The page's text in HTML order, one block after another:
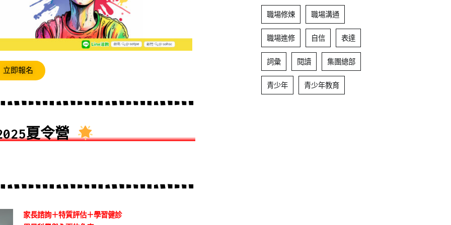
立即報名
夏令營
家長諮詢＋特質評估＋學習健診
職場修煉 職場溝通
職場進修 自信 表達
詞彙 閱讀 集團總部
青少年 青少年教育